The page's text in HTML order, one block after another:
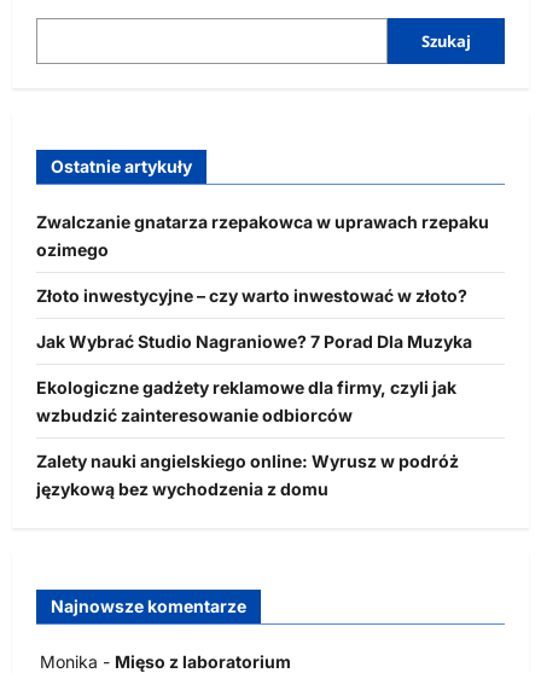
Szukaj
Ostatnie artykuły
Zwalczanie gnatarza rzepakowca w uprawach rzepaku
ozimego
Złoto inwestycyjne – czy warto inwestować w złoto?
Jak Wybrać Studio Nagraniowe? 7 Porad Dla Muzyka
Ekologiczne gadżety reklamowe dla firmy, czyli jak
wzbudzić zainteresowanie odbiorców
Zalety nauki angielskiego online: Wyrusz w podróż
językową bez wychodzenia z domu
Najnowsze komentarze
Monika - Mięso z laboratorium